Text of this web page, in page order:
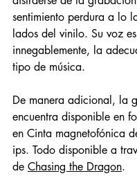
sentimiento perdura a lo
lados del vinilo. Su voz
innegablemente, la
tipo de música.
De manera adicional, la
encuentra disponible en
en Cinta magnetofónica
ips. Todo disponible a
de Chasing the Dragon.